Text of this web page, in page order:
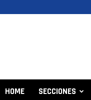
HOME SECCIONES